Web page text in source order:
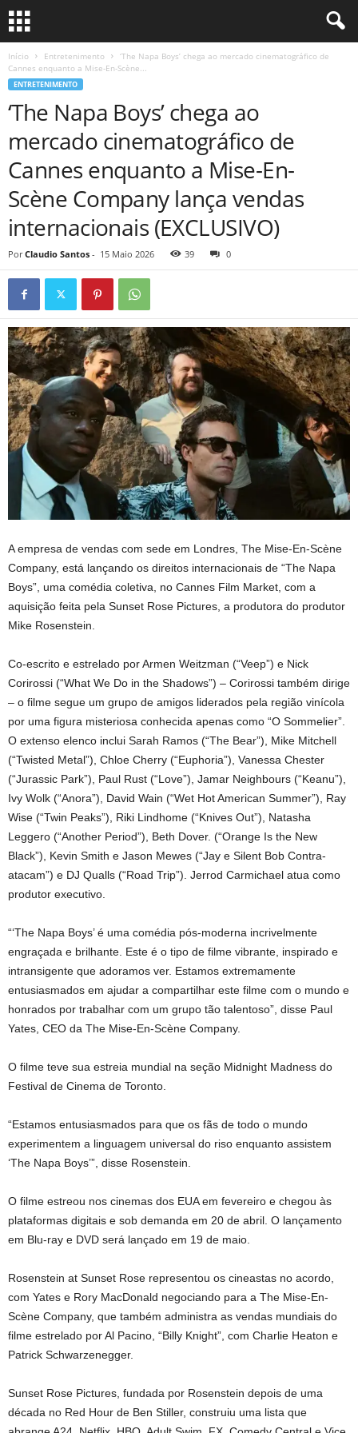
Início Entretenimento
‘The Napa Boys’ chega ao mercado cinematográfico de
Cannes enquanto a Mise-En-Scène...
ENTRETENIMENTO
‘The Napa Boys’ chega ao
mercado cinematográfico de
Cannes enquanto a Mise-En-
Scène Company lança vendas
internacionais (EXCLUSIVO)
Por Claudio Santos - 15 Maio 2026 39 0
A empresa de vendas com sede em Londres, The Mise-En-Scène
Company, está lançando os direitos internacionais de “The Napa
Boys”, uma comédia coletiva, no Cannes Film Market, com a
aquisição feita pela Sunset Rose Pictures, a produtora do produtor
Mike Rosenstein.
Co-escrito e estrelado por Armen Weitzman (“Veep”) e Nick
Corirossi (“What We Do in the Shadows”) – Corirossi também dirige
– o filme segue um grupo de amigos liderados pela região vinícola
por uma figura misteriosa conhecida apenas como “O Sommelier”.
O extenso elenco inclui Sarah Ramos (“The Bear”), Mike Mitchell
(“Twisted Metal”), Chloe Cherry (“Euphoria”), Vanessa Chester
(“Jurassic Park”), Paul Rust (“Love”), Jamar Neighbours (“Keanu”),
Ivy Wolk (“Anora”), David Wain (“Wet Hot American Summer”), Ray
Wise (“Twin Peaks”), Riki Lindhome (“Knives Out”), Natasha
Leggero (“Another Period”), Beth Dover. (“Orange Is the New
Black”), Kevin Smith e Jason Mewes (“Jay e Silent Bob Contra-
atacam”) e DJ Qualls (“Road Trip”). Jerrod Carmichael atua como
produtor executivo.
“‘The Napa Boys’ é uma comédia pós-moderna incrivelmente
engraçada e brilhante. Este é o tipo de filme vibrante, inspirado e
intransigente que adoramos ver. Estamos extremamente
entusiasmados em ajudar a compartilhar este filme com o mundo e
honrados por trabalhar com um grupo tão talentoso”, disse Paul
Yates, CEO da The Mise-En-Scène Company.
O filme teve sua estreia mundial na seção Midnight Madness do
Festival de Cinema de Toronto.
“Estamos entusiasmados para que os fãs de todo o mundo
experimentem a linguagem universal do riso enquanto assistem
‘The Napa Boys’”, disse Rosenstein.
O filme estreou nos cinemas dos EUA em fevereiro e chegou às
plataformas digitais e sob demanda em 20 de abril. O lançamento
em Blu-ray e DVD será lançado em 19 de maio.
Rosenstein at Sunset Rose representou os cineastas no acordo,
com Yates e Rory MacDonald negociando para a The Mise-En-
Scène Company, que também administra as vendas mundiais do
filme estrelado por Al Pacino, “Billy Knight”, com Charlie Heaton e
Patrick Schwarzenegger.
Sunset Rose Pictures, fundada por Rosenstein depois de uma
década no Red Hour de Ben Stiller, construiu uma lista que